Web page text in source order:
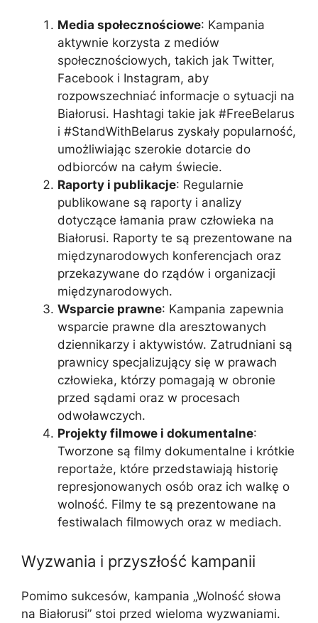
Media społecznościowe: Kampania
aktywnie korzysta z mediów
społecznościowych, takich jak Twitter,
Facebook i Instagram, aby
rozpowszechniać informacje o sytuacji na
Białorusi. Hashtagi takie jak #FreeBelarus
i #StandWithBelarus zyskały popularność,
umożliwiając szerokie dotarcie do
odbiorców na całym świecie.
Raporty i publikacje: Regularnie
publikowane są raporty i analizy
dotyczące łamania praw człowieka na
Białorusi. Raporty te są prezentowane na
międzynarodowych konferencjach oraz
przekazywane do rządów i organizacji
międzynarodowych.
Wsparcie prawne: Kampania zapewnia
wsparcie prawne dla aresztowanych
dziennikarzy i aktywistów. Zatrudniani są
prawnicy specjalizujący się w prawach
człowieka, którzy pomagają w obronie
przed sądami oraz w procesach
odwoławczych.
Projekty filmowe i dokumentalne:
Tworzone są filmy dokumentalne i krótkie
reportaże, które przedstawiają historię
represjonowanych osób oraz ich walkę o
wolność. Filmy te są prezentowane na
festiwalach filmowych oraz w mediach.
Wyzwania i przyszłość kampanii
Pomimo sukcesów, kampania „Wolność słowa
na Białorusi” stoi przed wieloma wyzwaniami.